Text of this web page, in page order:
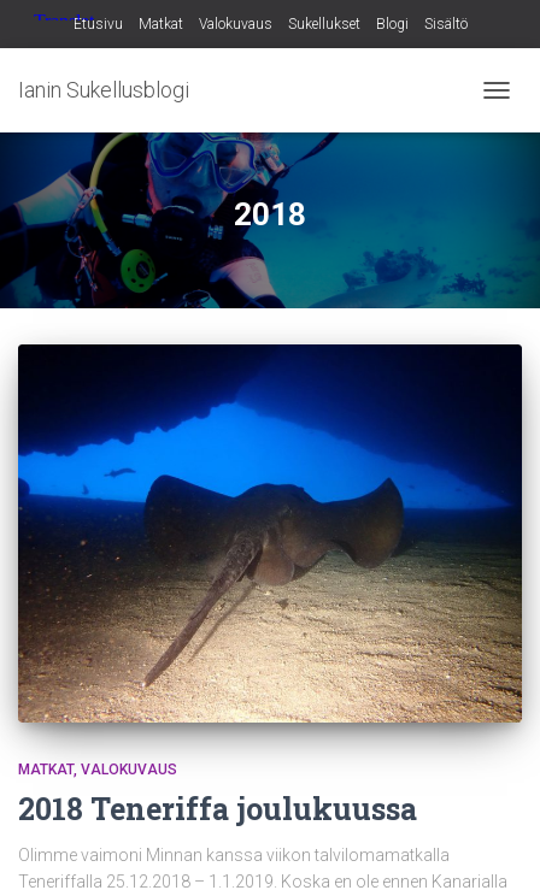
Etusivu Matkat Valokuvaus Sukellukset Blogi Sisältö
Ianin Sukellusblogi
2018
MATKAT VALOKUVAUS
2018 Teneriffa joulukuussa
Olimme vaimoni Minnan kanssa viikon talvilomamatkalla
Teneriffalla 25.12.2018 – 1.1.2019. Koska en ole ennen Kanarialla